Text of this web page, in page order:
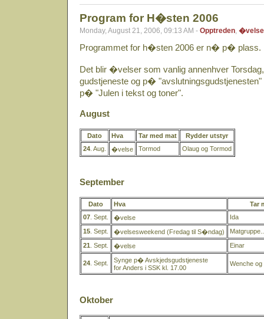
Program for H�sten 2006
Monday, August 21, 2006, 09:13 AM - Opptreden, �velse
Programmet for h�sten 2006 er n� p� plass.
Det blir �velser som vanlig annenhver
gudstjeneste og p�
p� "Julen i tekst og toner".
August
Dato Hva Tar med mat
Rydder utstyr
24 . Aug. �velse Tormod Olaug og Tormod
September
Dato Hva
Tar
07 . Sept. �velse
Ida
15 . Sept. �velsesweekend (Fredag til S�ndag)
21 . Sept. �velse Einar
24 . Sept.
Synge p� Avskjedsgudstjeneste
for Anders i SSK kl. 17.00
Wenche
Oktober